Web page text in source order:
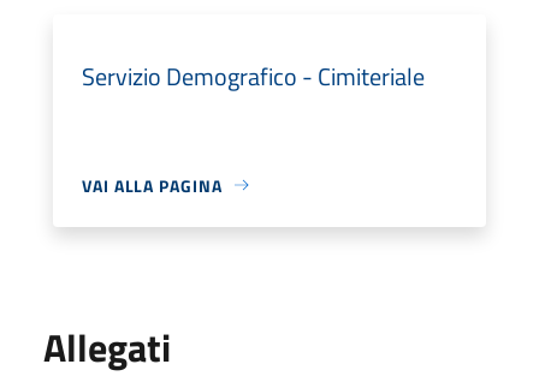
Servizio Demografico - Cimiteriale
VAI ALLA PAGINA
Allegati